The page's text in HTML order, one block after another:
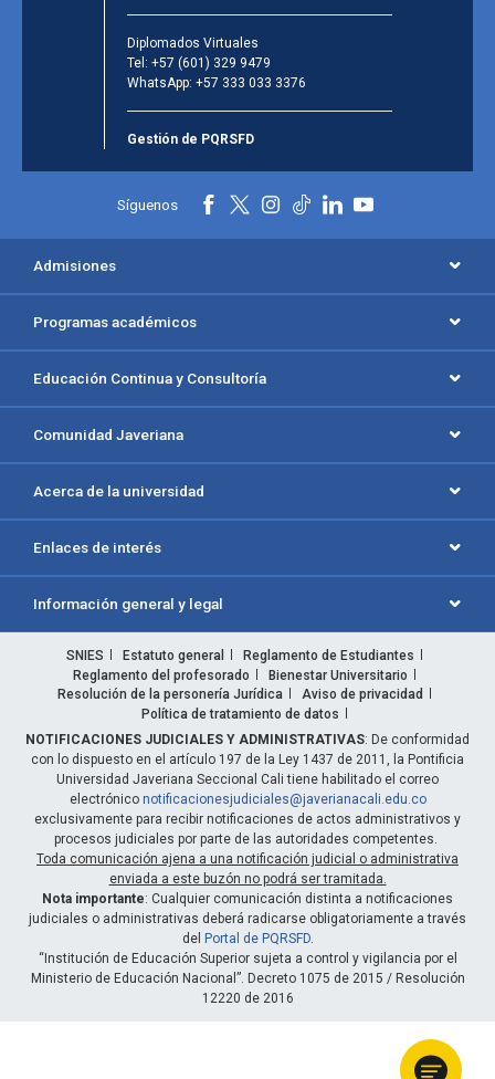
Diplomados Virtuales
Tel: +57 (601) 329 9479
WhatsApp: +57 333 033 3376
Gestión de PQRSFD
Síguenos
Admisiones
Programas académicos
Educación Continua y Consultoría
Comunidad Javeriana
Acerca de la universidad
Enlaces de interés
Información general y legal
SNIES Estatuto general
Reglamento de Estudiantes
Reglamento del profesorado
Bienestar Universitario
Resolución de la personería Jurídica
Aviso de privacidad
Política de tratamiento de datos
NOTIFICACIONES JUDICIALES Y ADMINISTRATIVAS: De conformidad
con lo dispuesto en el artículo 197 de la Ley 1437 de 2011, la Pontificia
Universidad Javeriana Seccional Cali tiene habilitado el correo
electrónico notificacionesjudiciales@javerianacali.edu.co
exclusivamente para recibir notificaciones de actos administrativos y
procesos judiciales por parte de las autoridades competentes.
Toda comunicación ajena a una notificación judicial o administrativa
enviada a este buzón no podrá ser tramitada.
Nota importante: Cualquier comunicación distinta a notificaciones
judiciales o administrativas deberá radicarse obligatoriamente a través
del Portal de PQRSFD.
“Institución de Educación Superior sujeta a control y vigilancia por el
Ministerio de Educación Nacional”. Decreto 1075 de 2015 / Resolución
12220 de 2016